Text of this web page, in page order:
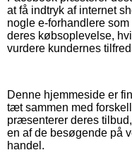
at få indtryk af internet
nogle e-forhandlere
deres købsoplevelse,
vurdere kundernes
Denne hjemmeside er
tæt sammen med
præsenterer deres
en af de besøgende på
handel.